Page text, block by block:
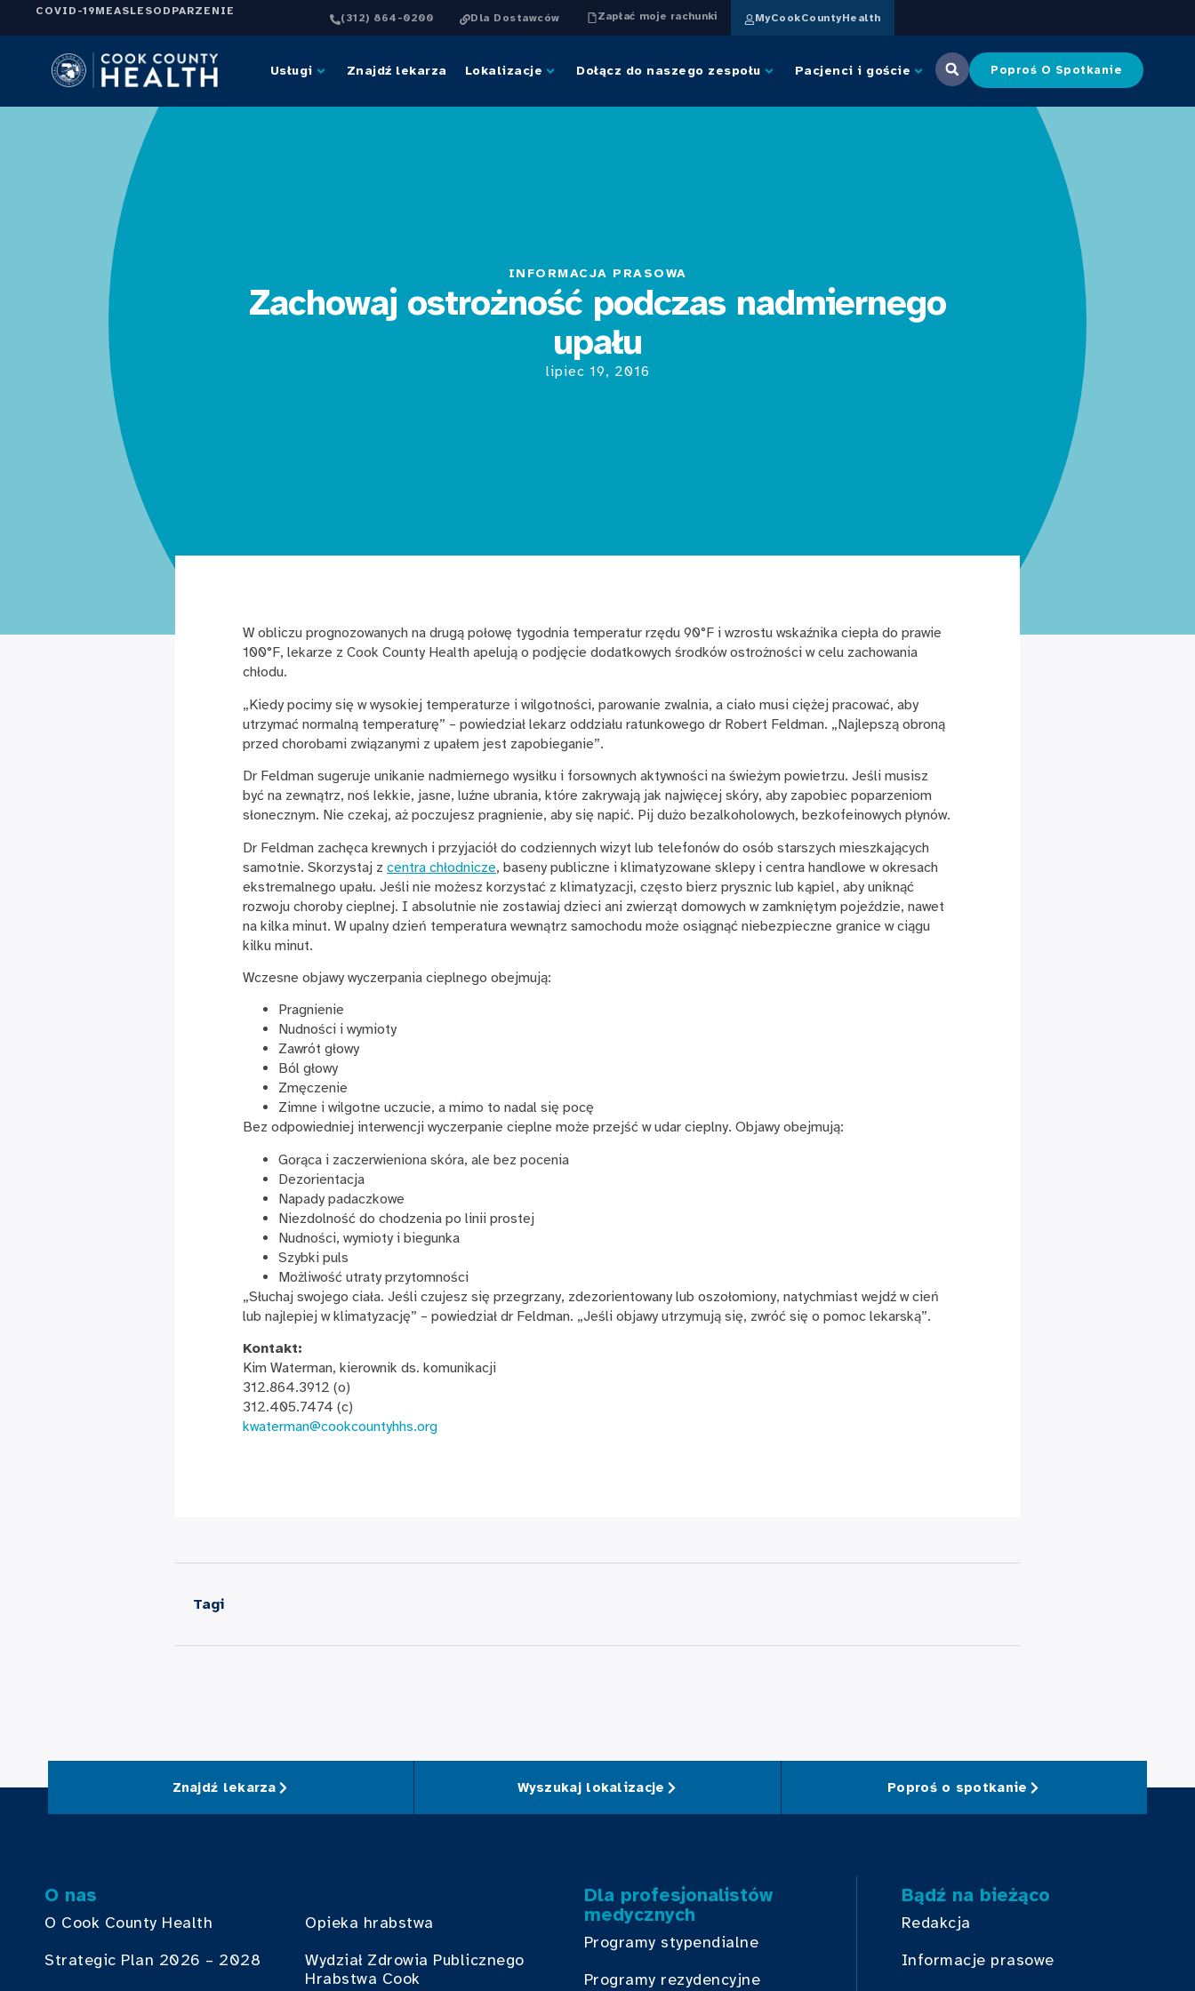
COVID-19MEASLESODPARZENIE
(312) 864-0200 Dla Dostawców Zapłać moje rachunki MyCookCountyHealth
Usługi Znajdź lekarza Lokalizacje Dołącz do naszego zespołu Pacjenci i goście Poproś O Spotkanie
INFORMACJA PRASOWA
Zachowaj ostrożność podczas nadmiernego
upału
lipiec 19, 2016
W obliczu prognozowanych na drugą połowę tygodnia temperatur rzędu 90°F i wzrostu wskaźnika ciepła do prawie
100°F, lekarze z Cook County Health apelują o podjęcie dodatkowych środków ostrożności w celu zachowania
chłodu.
„Kiedy pocimy się w wysokiej temperaturze i wilgotności, parowanie zwalnia, a ciało musi ciężej pracować, aby
utrzymać normalną temperaturę” – powiedział lekarz oddziału ratunkowego dr Robert Feldman. „Najlepszą obroną
przed chorobami związanymi z upałem jest zapobieganie”.
Dr Feldman sugeruje unikanie nadmiernego wysiłku i forsownych aktywności na świeżym powietrzu. Jeśli musisz
być na zewnątrz, noś lekkie, jasne, luźne ubrania, które zakrywają jak najwięcej skóry, aby zapobiec poparzeniom
słonecznym. Nie czekaj, aż poczujesz pragnienie, aby się napić. Pij dużo bezalkoholowych, bezkofeinowych płynów.
Dr Feldman zachęca krewnych i przyjaciół do codziennych wizyt lub telefonów do osób starszych mieszkających
samotnie. Skorzystaj z centra chłodnicze, baseny publiczne i klimatyzowane sklepy i centra handlowe w okresach
ekstremalnego upału. Jeśli nie możesz korzystać z klimatyzacji, często bierz prysznic lub kąpiel, aby uniknąć
rozwoju choroby cieplnej. I absolutnie nie zostawiaj dzieci ani zwierząt domowych w zamkniętym pojeździe, nawet
na kilka minut. W upalny dzień temperatura wewnątrz samochodu może osiągnąć niebezpieczne granice w ciągu
kilku minut.
Wczesne objawy wyczerpania cieplnego obejmują:
Pragnienie
Nudności i wymioty
Zawrót głowy
Ból głowy
Zmęczenie
Zimne i wilgotne uczucie, a mimo to nadal się pocę
Bez odpowiedniej interwencji wyczerpanie cieplne może przejść w udar cieplny. Objawy obejmują:
Gorąca i zaczerwieniona skóra, ale bez pocenia
Dezorientacja
Napady padaczkowe
Niezdolność do chodzenia po linii prostej
Nudności, wymioty i biegunka
Szybki puls
Możliwość utraty przytomności
„Słuchaj swojego ciała. Jeśli czujesz się przegrzany, zdezorientowany lub oszołomiony, natychmiast wejdź w cień
lub najlepiej w klimatyzację” – powiedział dr Feldman. „Jeśli objawy utrzymują się, zwróć się o pomoc lekarską”.
Kontakt:
Kim Waterman, kierownik ds. komunikacji
312.864.3912 (o)
312.405.7474 (c)
kwaterman@cookcountyhhs.org
Tagi
Znajdź lekarza Wyszukaj lokalizacje Poproś o spotkanie
O nas
O Cook County Health
Strategic Plan 2026 – 2028
Opieka hrabstwa
Wydział Zdrowia Publicznego
Hrabstwa Cook
Dla profesjonalistów
medycznych
Programy stypendialne
Programy rezydencyjne
Bądź na bieżąco
Redakcja
Informacje prasowe